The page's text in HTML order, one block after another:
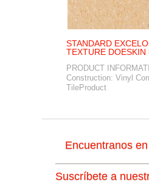
STANDARD
TEXTURE DOESKIN
PRODUCT
Construction: Vinyl
TileProduct
Encuentranos en
Suscríbete a